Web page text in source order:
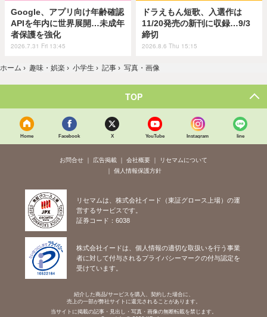
Google、アプリ向け年齢確認
APIを年内に世界展開…未成年
者保護を強化
2026.7.31 Fri 13:45
ドラえもん短歌、入選作は
11/20発売の新刊に収録…9/3
締切
2026.8.6 Thu 15:15
ホーム › 趣味・娯楽 › 小学生 › 記事 › 写真・画像
TOP
Home Facebook X YouTube Instagram line
お問合せ 広告掲載 会社概要
リセマムについて
個人情報保護方針
リセマムは、株式会社イード（東証グロース上場）の運
営するサービスです。
証券コード：6038
株式会社イードは、個人情報の適切な取扱いを行う事業
者に対して付与されるプライバシーマークの付与認定を
受けています。
紹介した商品/サービスを購入、契約した場合に、
売上の一部が弊社サイトに還元されることがあります。
当サイトに掲載の記事・見出し・写真・画像の無断転載を禁じます。